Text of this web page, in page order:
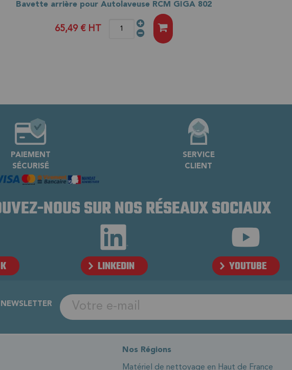
Bavette arrière pour Autolaveuse RCM GIGA 802
65,49 € HT
PAIEMENT
SÉCURISÉ
SERVICE
CLIENT
NOUS SUR NOS RÉSEAUX SOCIAUX
LINKEDIN YOUTUBE
Nos Régions
Matériel de nettoyage en Haut de France